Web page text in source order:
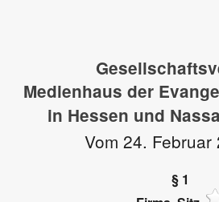
Medienhaus der
in Hessen und
Vom 24. Februar
§ 1